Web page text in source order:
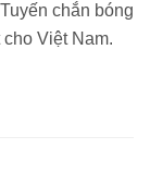
chắn bóng
Việt Nam.